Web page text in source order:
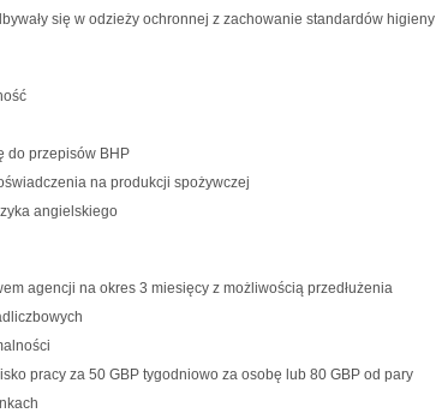
się w odzieży ochronnej z zachowanie standardów higieny
do przepisów BHP
na produkcji spożywczej
angielskiego
agencji na okres 3 miesięcy z możliwością przedłużenia
pracy za 50 GBP tygodniowo za osobę lub 80 GBP od pary